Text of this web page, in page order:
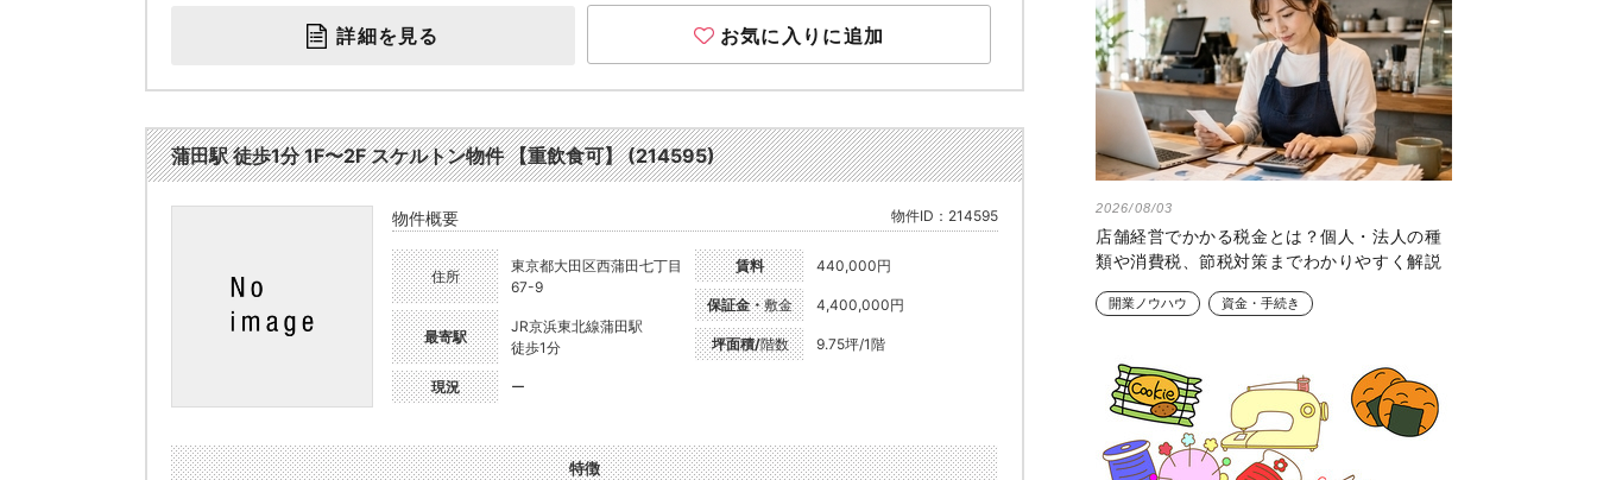
詳細を見る お気に入りに追加
蒲田駅 徒歩1分 1F〜2F スケルトン物件 【重飲食可】 (214595)
物件概要 物件ID：214595
住所
東京都大田区西蒲田七丁目
67-9
最寄駅
JR京浜東北線蒲田駅
徒歩1分
現況 ー
賃料 440,000円
保証金・敷金 4,400,000円
坪面積/階数 9.75坪/1階
特徴
2026/08/03
店舗経営でかかる税金とは？個人・法人の種
類や消費税、節税対策までわかりやすく解説
開業ノウハウ 資金・手続き